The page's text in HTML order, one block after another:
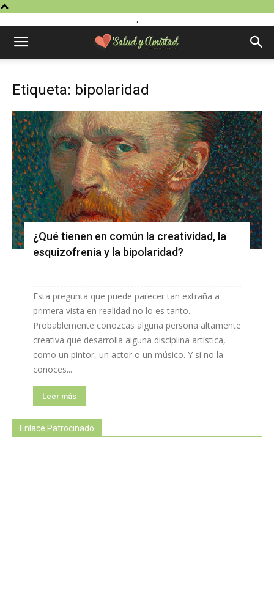
.
Etiqueta: bipolaridad
¿Qué tienen en común la creatividad, la
esquizofrenia y la bipolaridad?
Esta pregunta que puede parecer tan extraña a
primera vista en realidad no lo es tanto.
Probablemente conozcas alguna persona altamente
creativa que desarrolla alguna disciplina artística,
como un pintor, un actor o un músico. Y si no la
conoces...
Leer más
Enlace Patrocinado